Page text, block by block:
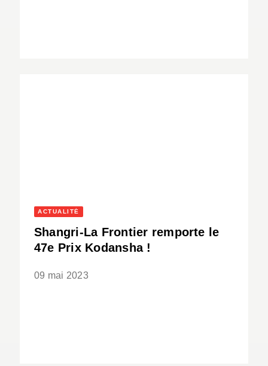
ACTUALITÉ
Shangri-La Frontier remporte le
47e Prix Kodansha !
09 mai 2023